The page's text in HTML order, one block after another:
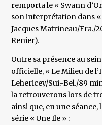
remporta le « Swann
son interprétation dans «
Jacques Matrineau/Fra./
Renier).
Outre sa présence au
officielle, « Le Milieu de
Lehericey/Sui.-Bel./89
la retrouverons lors de
ainsi que, en une séance,
série « Une Ile » :